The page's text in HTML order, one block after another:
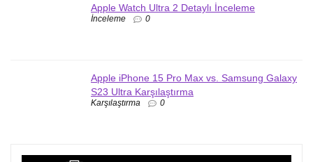
Apple Watch Ultra 2 Detaylı İnceleme
İnceleme 0
Apple iPhone 15 Pro Max vs. Samsung Galaxy
S23 Ultra Karşılaştırma
Karşılaştırma 0